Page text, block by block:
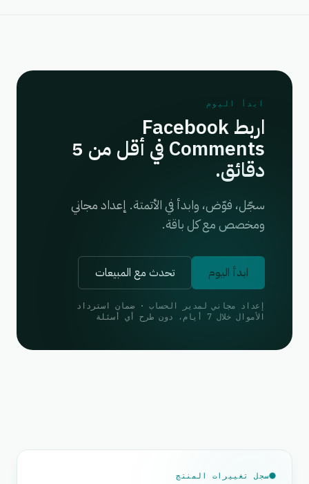
ابدأ اليوم
اربط Facebook
Comments في أقل من 5
دقائق.
سجّل، فوّض، وابدأ في الأتمتة. إعداد مجاني
ومخصص مع كل باقة.
ابدأ اليوم تحدث مع المبيعات
إعداد مجاني لمدير الحساب · ضمان استرداد
الأموال خلال 7 أيام، دون طرح أي أسئلة
سجل تغييرات المنتج